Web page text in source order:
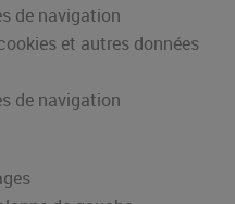
de navigation
et autres données
de navigation